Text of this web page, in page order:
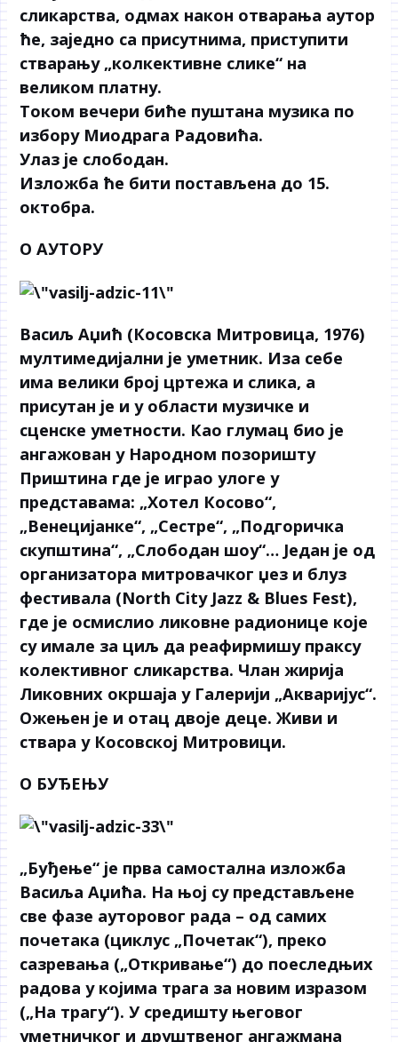
сликарства, одмах након отварања аутор
ће, заједно са присутнима, приступити
стварању „колкективне слике“ на
великом платну.
Током вечери биће пуштана музика по
избору Миодрага Радовића.
Улаз је слободан.
Изложба ће бити постављена до 15.
октобра.
О АУТОРУ
Васиљ Аџић (Косовска Митровица, 1976)
мултимедијални је уметник. Иза себе
има велики број цртежа и слика, а
присутан је и у области музичке и
сценске уметности. Као глумац био је
ангажован у Народном позоришту
Приштина где је играо улоге у
представама: „Хотел Косово“,
„Венецијанке“, „Сестре“, „Подгоричка
скупштина“, „Слободан шоу“… Један је од
организатора митровачког џез и блуз
фестивала (North City Jazz & Blues Fest),
где је осмислио ликовне радионице које
су имале за циљ да реафирмишу праксу
колективног сликарства. Члан жирија
Ликовних окршаја у Галерији „Акваријус“.
Ожењен је и отац двоје деце. Живи и
ствара у Косовској Митровици.
О БУЂЕЊУ
„Буђење“ је прва самостална изложба
Васиља Аџића. На њој су представљене
све фазе ауторовог рада – од самих
почетака (циклус „Почетак“), преко
сазревања („Откривање“) до поеследњих
радова у којима трага за новим изразом
(„На трагу“). У средишту његовог
уметничког и друштвеног ангажмана